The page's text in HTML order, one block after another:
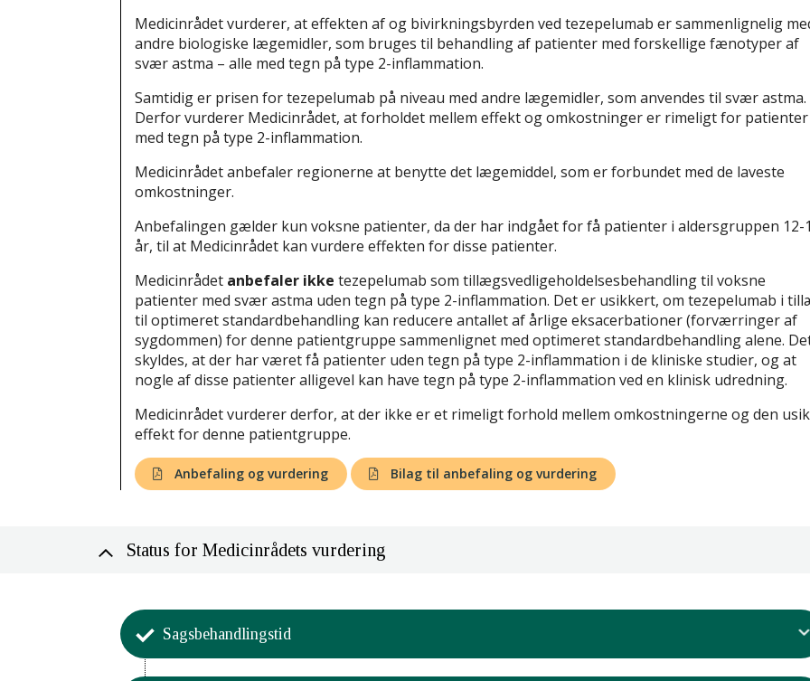
Medicinrådet vurderer, at effekten af og bivirkningsbyrden ved tezepelumab er sammenlignelig
andre biologiske lægemidler, som bruges til behandling af patienter med forskellige fænotyper af
svær astma – alle med tegn på type 2-inflammation.
Samtidig er prisen for tezepelumab på niveau med andre lægemidler, som anvendes til svær astma.
Derfor vurderer Medicinrådet, at forholdet mellem effekt og omkostninger er rimeligt for patienter
med tegn på type 2-inflammation.
Medicinrådet anbefaler regionerne at benytte det lægemiddel, som er forbundet med de laveste
omkostninger.
Anbefalingen gælder kun voksne patienter, da der har indgået for få patienter i aldersgruppen 12-
år, til at Medicinrådet kan vurdere effekten for disse patienter.
Medicinrådet anbefaler ikke tezepelumab som tillægsvedligeholdelsesbehandling til voksne
patienter med svær astma uden tegn på type 2-inflammation. Det er usikkert, om tezepelumab i
til optimeret standardbehandling kan reducere antallet af årlige eksacerbationer (forværringer af
sygdommen) for denne patientgruppe sammenlignet med optimeret standardbehandling alene.
skyldes, at der har været få patienter uden tegn på type 2-inflammation i de kliniske studier, og at
nogle af disse patienter alligevel kan have tegn på type 2-inflammation ved en klinisk udredning.
Medicinrådet vurderer derfor, at der ikke er et rimeligt forhold mellem omkostningerne og den
effekt for denne patientgruppe.
Anbefaling og vurdering Bilag til anbefaling og vurdering
Status for Medicinrådets vurdering
Sagsbehandlingstid